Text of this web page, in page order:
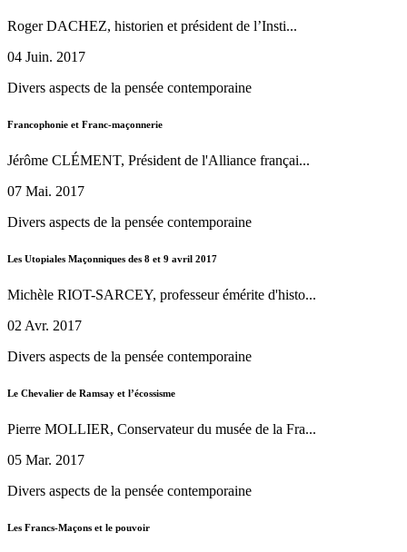
Roger DACHEZ, historien et président de l’Insti...
04 Juin. 2017
Divers aspects de la pensée contemporaine
Francophonie et Franc-maçonnerie
Jérôme CLÉMENT, Président de l'Alliance françai...
07 Mai. 2017
Divers aspects de la pensée contemporaine
Les Utopiales Maçonniques des 8 et 9 avril 2017
Michèle RIOT-SARCEY, professeur émérite d'histo...
02 Avr. 2017
Divers aspects de la pensée contemporaine
Le Chevalier de Ramsay et l’écossisme
Pierre MOLLIER, Conservateur du musée de la Fra...
05 Mar. 2017
Divers aspects de la pensée contemporaine
Les Francs-Maçons et le pouvoir